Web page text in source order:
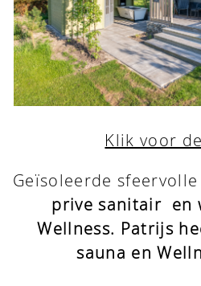
Klik voor
Geïsoleerde
prive sanitair en
Wellness. Patrijs
sauna en